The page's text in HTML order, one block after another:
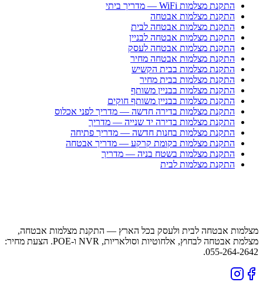
התקנת מצלמות WiFi — מדריך ביתי
התקנת מצלמות אבטחה
התקנת מצלמות אבטחה לבית
התקנת מצלמות אבטחה לבניין
התקנת מצלמות אבטחה לעסק
התקנת מצלמות אבטחה מחיר
התקנת מצלמות בבית הקשיש
התקנת מצלמות בבית מחיר
התקנת מצלמות בבניין משותף
התקנת מצלמות בבניין משותף חוקים
התקנת מצלמות בדירה חדשה — מדריך לפני אכלוס
התקנת מצלמות בדירה יד שנייה — מדריך
התקנת מצלמות בחנות חדשה — מדריך פתיחה
התקנת מצלמות בקומת קרקע — מדריך אבטחה
התקנת מצלמות בשטח בניה — מדריך
התקנת מצלמות לבית
מצלמות אבטחה לבית ולעסק בכל הארץ — התקנת מצלמות אבטחה,
מצלמת אבטחה לבחוץ, אלחוטיות וסולאריות, NVR ו-POE. הצעת מחיר:
055-264-2642.